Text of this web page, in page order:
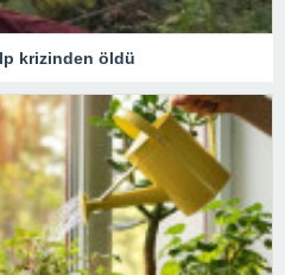
krizinden öldü